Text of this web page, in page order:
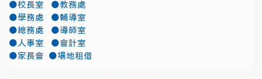
●校長室
●教務處
●學務處
●輔導室
●總務處
●導師室
●人事室
●會計室
●家長會
●場地租借